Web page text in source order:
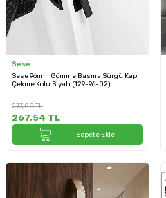
Sese
Sese 96mm Gömme Basma Sürgü Kapı
Çekme Kolu Siyah (129-96-02)
273,00TL
267,54 TL
Sepete Ekle